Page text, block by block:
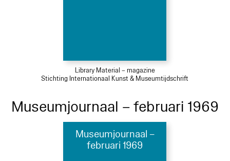
Library Material – magazine
Stichting Internationaal Kunst & Museumtijdschrift
Museumjournaal – februari 1969
Museumjournaal –
februari 1969